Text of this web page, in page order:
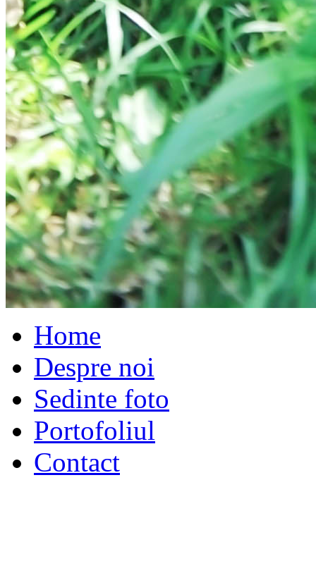
Home
Despre noi
Sedinte foto
Portofoliul
Contact